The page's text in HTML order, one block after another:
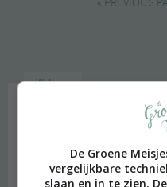
Welkom
De Groene
vergelijkbare
slaan en in te zien.